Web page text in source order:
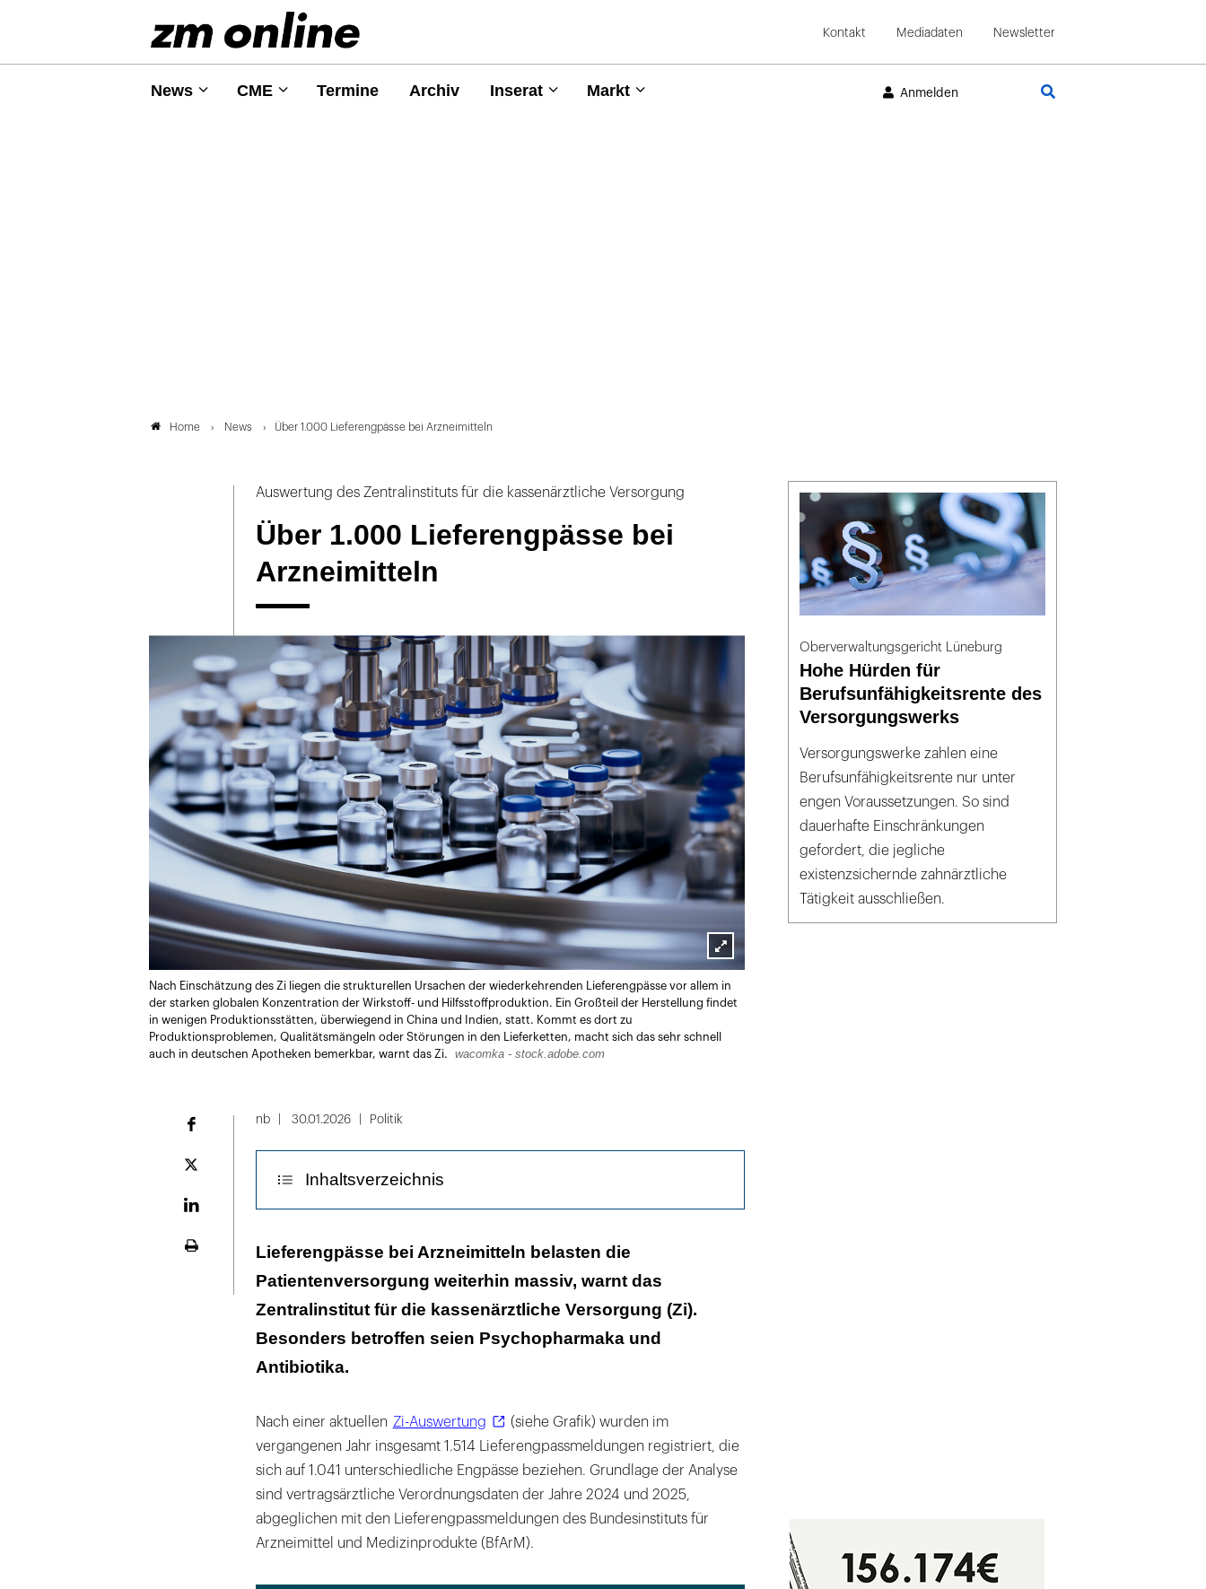
Kontakt Mediadaten Newsletter
News CME Termine Archiv Inserat Markt Anmelden
Home News Über 1.000 Lieferengpässe bei Arzneimitteln
Auswertung des Zentralinstituts für die kassenärztliche Versorgung
Über 1.000 Lieferengpässe bei
Arzneimitteln
Lightbox
öffnen
Nach Einschätzung des Zi liegen die strukturellen Ursachen der wiederkehrenden Lieferengpässe vor allem in
der starken globalen Konzentration der Wirkstoff- und Hilfsstoffproduktion. Ein Großteil der Herstellung findet
in wenigen Produktionsstätten, überwiegend in China und Indien, statt. Kommt es dort zu
Produktionsproblemen, Qualitätsmängeln oder Störungen in den Lieferketten, macht sich das sehr schnell
auch in deutschen Apotheken bemerkbar, warnt das Zi.
wacomka - stock.adobe.com
Plattform
nb 30.01.2026 Politik
Inhaltsverzeichnis
Fehlende Antibiotika wirkten sich auf 2,2 Millionen Menschen in
Probleme in den Herstellungsländern ließen sich hier kaum lösen
– Zi plädiert für Frühwarnsystem
Lieferengpässe bei Arzneimitteln belasten die
Patientenversorgung weiterhin massiv, warnt das
Zentralinstitut für die kassenärztliche Versorgung (Zi).
Besonders betroffen seien Psychopharmaka und
Antibiotika.
Nach einer aktuellen Zi-Auswertung
(siehe Grafik) wurden im
vergangenen Jahr insgesamt 1.514 Lieferengpassmeldungen registriert, die
sich auf 1.041 unterschiedliche Engpässe beziehen. Grundlage der Analyse
sind vertragsärztliche Verordnungsdaten der Jahre 2024 und 2025,
abgeglichen mit den Lieferengpassmeldungen des Bundesinstituts für
Arzneimittel und Medizinprodukte (BfArM).
Oberverwaltungsgericht Lüneburg
Hohe Hürden für
Berufsunfähigkeitsrente des
Versorgungswerks
Versorgungswerke zahlen eine
Berufsunfähigkeitsrente nur unter
engen Voraussetzungen. So sind
dauerhafte Einschränkungen
gefordert, die jegliche
existenzsichernde zahnärztliche
Tätigkeit ausschließen.